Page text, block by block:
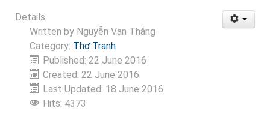
Details
Written by Nguyễn Vạn Thắng
Category: Thơ Tranh
Published: 22 June 2016
Created: 22 June 2016
Last Updated: 18 June 2016
Hits: 4373